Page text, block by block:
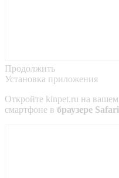
Продолжить
Установка приложения
Откройте kinpet.ru на вашем
смартфоне в браузере Safari